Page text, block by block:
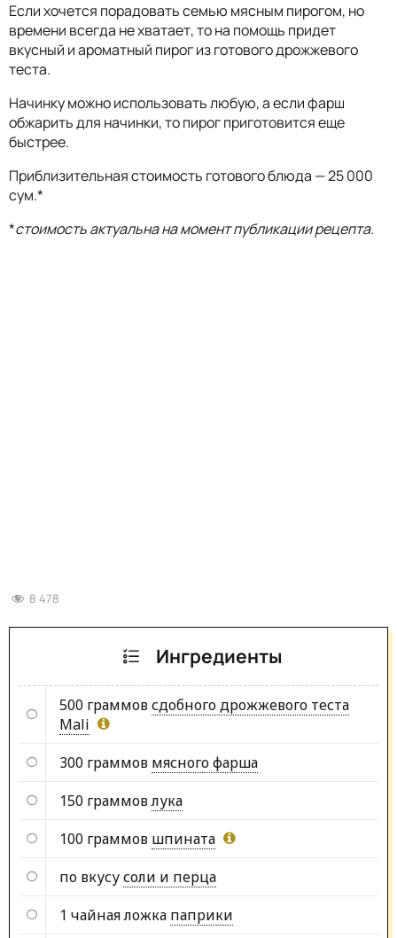
Если хочется порадовать семью мясным пирогом, но
времени всегда не хватает, то на помощь придет
вкусный и ароматный пирог из готового дрожжевого
теста.
Начинку можно использовать любую, а если фарш
обжарить для начинки, то пирог приготовится еще
быстрее.
Приблизительная стоимость готового блюда — 25 000
сум.*
*стоимость актуальна на момент публикации рецепта.
8 478
Ингредиенты
500 граммовсдобного дрожжевого теста
Mali
300 граммов мясного фарша
150 граммовлука
100 граммов шпината
по вкусусоли и перца
1 чайная ложка паприки